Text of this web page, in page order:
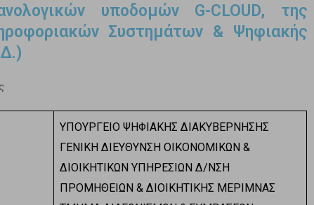
υποδομών G-CLOUD, της
Συστημάτων & Ψηφιακής
ΥΠΟΥΡΓΕΙΟ ΨΗΦΙΑΚΗΣ ΔΙΑΚΥΒΕΡΝΗΣΗΣ
ΓΕΝΙΚΗ ΔΙΕΥΘΥΝΣΗ ΟΙΚΟΝΟΜΙΚΩΝ &
ΔΙΟΙΚΗΤΙΚΩΝ ΥΠΗΡΕΣΙΩΝ Δ/ΝΣΗ
ΠΡΟΜΗΘΕΙΩΝ & ΔΙΟΙΚΗΤΙΚΗΣ ΜΕΡΙΜΝΑΣ